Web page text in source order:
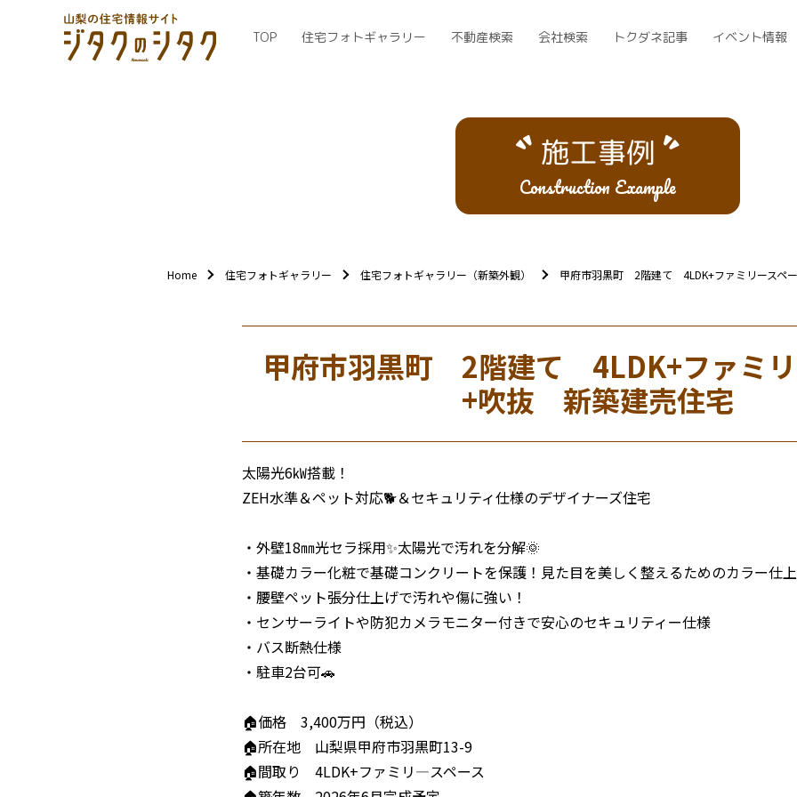
TOP 住宅フォトギャラリー 不動産検索 会社検索 トクダネ記事 イベント情報
施工事例
Construction Example
Home 住宅フォトギャラリー 住宅フォトギャラリー（新築外観） 甲府市羽黒町 2階建て 4LDK+ファミリースペ
甲府市羽黒町 2階建て 4LDK+ファミリ
+吹抜 新築建売住宅
太陽光6㎾搭載！
ZEH水準＆ペット対応🐕＆セキュリティ仕様のデザイナーズ住宅
・外壁18㎜光セラ採用✨太陽光で汚れを分解🌞
・基礎カラー化粧で基礎コンクリートを保護！見た目を美しく整えるためのカラー仕
・腰壁ペット張分仕上げで汚れや傷に強い！
・センサーライトや防犯カメラモニター付きで安心のセキュリティー仕様
・バス断熱仕様
・駐車2台可🚗
🏠価格 3,400万円（税込）
🏠所在地 山梨県甲府市羽黒町13-9
🏠間取り 4LDK+ファミリ―スペース